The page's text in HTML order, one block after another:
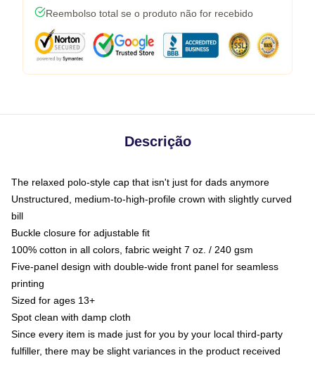
Reembolso total se o produto não for recebido
Descrição
The relaxed polo-style cap that isn't just for dads anymore
Unstructured, medium-to-high-profile crown with slightly curved
bill
Buckle closure for adjustable fit
100% cotton in all colors, fabric weight 7 oz. / 240 gsm
Five-panel design with double-wide front panel for seamless
printing
Sized for ages 13+
Spot clean with damp cloth
Since every item is made just for you by your local third-party
fulfiller, there may be slight variances in the product received